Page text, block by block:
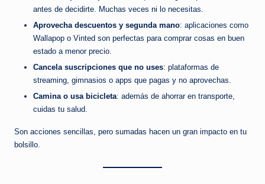
antes de decidirte. Muchas veces ni lo necesitas.
Aprovecha descuentos y segunda mano: aplicaciones como
Wallapop o Vinted son perfectas para comprar cosas en buen
estado a menor precio.
Cancela suscripciones que no uses: plataformas de
streaming, gimnasios o apps que pagas y no aprovechas.
Camina o usa bicicleta: además de ahorrar en transporte,
cuidas tu salud.
Son acciones sencillas, pero sumadas hacen un gran impacto en tu
bolsillo.